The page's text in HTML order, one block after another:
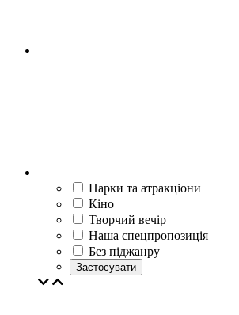
Парки та атракціони
Кіно
Творчий вечір
Наша спецпропозиція
Без піджанру
Застосувати